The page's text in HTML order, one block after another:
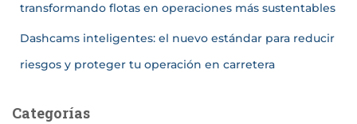
transformando flotas en operaciones más sustentables
Dashcams inteligentes: el nuevo estándar para reducir
riesgos y proteger tu operación en carretera
Categorías